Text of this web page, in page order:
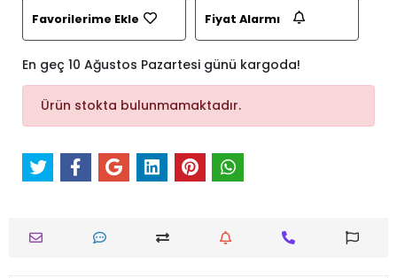
Favorilerime Ekle Fiyat Alarmı
En geç 10 Ağustos Pazartesi günü kargoda!
Ürün stokta bulunmamaktadır.